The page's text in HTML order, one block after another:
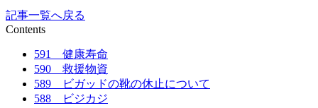
記事一覧へ戻る
Contents
591 健康寿命
590 救援物資
589 ビガッドの靴の休止について
588 ビジカジ